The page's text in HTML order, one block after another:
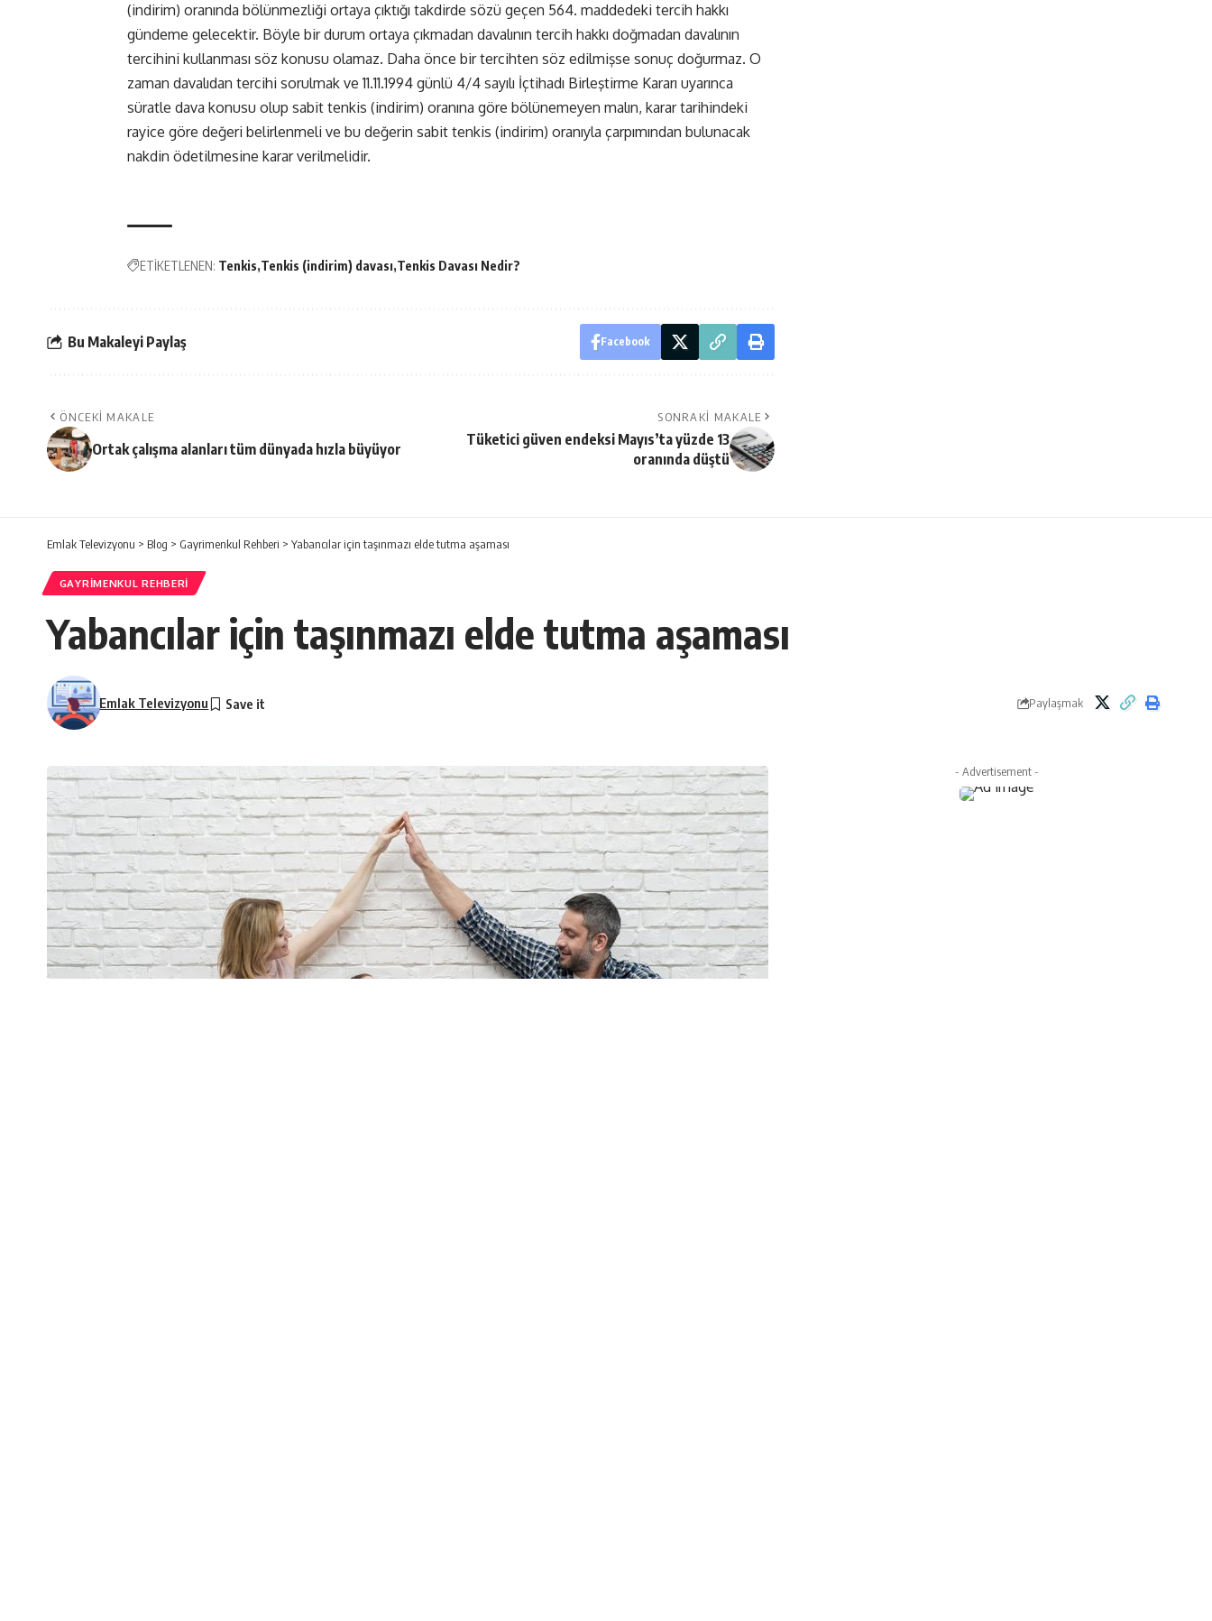
(indirim) oranında bölünmezliği ortaya çıktığı takdirde sözü geçen 564. maddedeki tercih hakkı
gündeme gelecektir. Böyle bir durum ortaya çıkmadan davalının tercih hakkı doğmadan davalının
tercihini kullanması söz konusu olamaz. Daha önce bir tercihten söz edilmişse sonuç doğurmaz. O
zaman davalıdan tercihi sorulmak ve 11.11.1994 günlü 4/4 sayılı İçtihadı Birleştirme Kararı uyarınca
süratle dava konusu olup sabit tenkis (indirim) oranına göre bölünemeyen malın, karar tarihindeki
rayice göre değeri belirlenmeli ve bu değerin sabit tenkis (indirim) oranıyla çarpımından bulunacak
nakdin ödetilmesine karar verilmelidir.
ETİKETLENEN: Tenkis Tenkis (indirim) davası Tenkis Davası Nedir?
Bu Makaleyi Paylaş Facebook
ÖNCEKI MAKALE
Ortak çalışma alanları tüm dünyada hızla büyüyor
SONRAKI MAKALE
Tüketici güven endeksi Mayıs’ta yüzde 13
oranında düştü
Emlak Televizyonu > Blog > Gayrimenkul Rehberi > Yabancılar için taşınmazı elde tutma aşaması
GAYRIMENKUL REHBERI
Yabancılar için taşınmazı elde tutma aşaması
Emlak Televizyonu Paylaşmak
- Advertisement -